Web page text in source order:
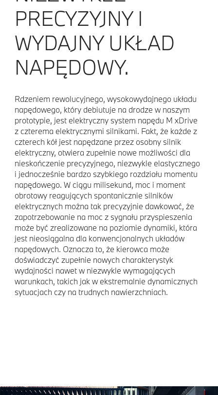
PRECYZYJNY I
WYDAJNY UKŁAD
NAPĘDOWY.
Rdzeniem rewolucyjnego, wysokowydajnego układu
napędowego, który debiutuje na drodze w naszym
prototypie, jest elektryczny system napędu M xDrive
z czterema elektrycznymi silnikami. Fakt, że każde z
czterech kół jest napędzane przez osobny silnik
elektryczny, otwiera zupełnie nowe możliwości dla
nieskończenie precyzyjnego, niezwykle elastycznego
i jednocześnie bardzo szybkiego rozdziału momentu
napędowego. W ciągu milisekund, moc i moment
obrotowy reagujących spontanicznie silników
elektrycznych można tak precyzyjnie dawkować, że
zapotrzebowanie na moc z sygnału przyspieszenia
może być zrealizowane na poziomie dynamiki, która
jest nieosiągalna dla konwencjonalnych układów
napędowych. Oznacza to, że kierowca może
doświadczyć zupełnie nowych charakterystyk
wydajności nawet w niezwykle wymagających
warunkach, takich jak w ekstremalnie dynamicznych
sytuacjach czy na trudnych nawierzchniach.